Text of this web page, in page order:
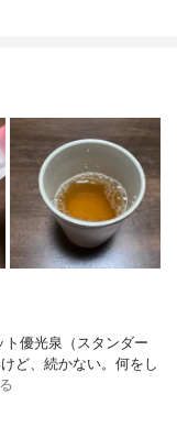
優光泉（スタンダー
ど、続かない。何をし